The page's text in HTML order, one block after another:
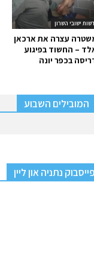
ישובי השרון
עצרה את ארכאן
– החשוד בפיגוע
בכפר יונה
המובילים השבוע
פייסבוק נתניה און ליין